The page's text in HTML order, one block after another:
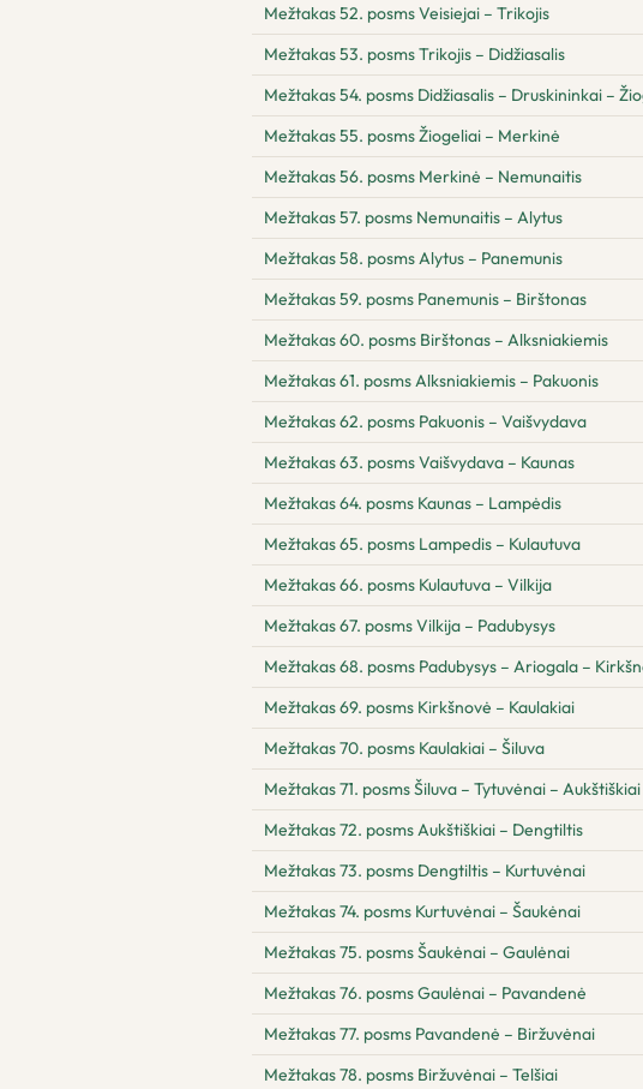
Mežtakas 52. posms Veisiejai – Trikojis
Mežtakas 53. posms Trikojis – Didžiasalis
Mežtakas 54. posms Didžiasalis – Druskininkai –
Mežtakas 55. posms Žiogeliai – Merkinė
Mežtakas 56. posms Merkinė – Nemunaitis
Mežtakas 57. posms Nemunaitis – Alytus
Mežtakas 58. posms Alytus – Panemunis
Mežtakas 59. posms Panemunis – Birštonas
Mežtakas 60. posms Birštonas – Alksniakiemis
Mežtakas 61. posms Alksniakiemis – Pakuonis
Mežtakas 62. posms Pakuonis – Vaišvydava
Mežtakas 63. posms Vaišvydava – Kaunas
Mežtakas 64. posms Kaunas – Lampėdis
Mežtakas 65. posms Lampedis – Kulautuva
Mežtakas 66. posms Kulautuva – Vilkija
Mežtakas 67. posms Vilkija – Padubysys
Mežtakas 68. posms Padubysys – Ariogala –
Mežtakas 69. posms Kirkšnovė – Kaulakiai
Mežtakas 70. posms Kaulakiai – Šiluva
Mežtakas 71. posms Šiluva – Tytuvėnai – Aukštiškiai
Mežtakas 72. posms Aukštiškiai – Dengtiltis
Mežtakas 73. posms Dengtiltis – Kurtuvėnai
Mežtakas 74. posms Kurtuvėnai – Šaukėnai
Mežtakas 75. posms Šaukėnai – Gaulėnai
Mežtakas 76. posms Gaulėnai – Pavandenė
Mežtakas 77. posms Pavandenė – Biržuvėnai
Mežtakas 78. posms Biržuvėnai – Telšiai